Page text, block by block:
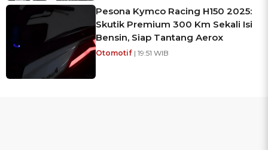
Pesona Kymco Racing H150 2025:
Skutik Premium 300 Km Sekali Isi
Bensin, Siap Tantang Aerox
Otomotif | 19:51 WIB